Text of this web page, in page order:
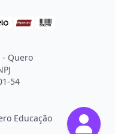
Quero
54
Educação